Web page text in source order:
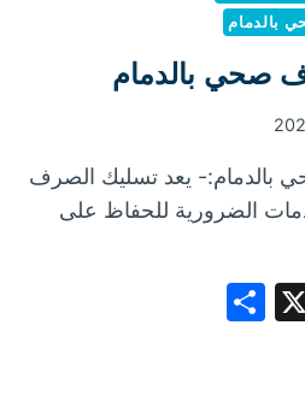
بالدمام
صحي بالدمام
يعد تسليك الصرف
الضرورية للحفاظ على
X